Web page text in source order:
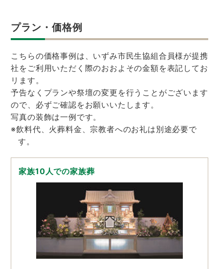
プラン・価格例
こちらの価格事例は、いずみ市民生協組合員様が提携
社をご利用いただく際のおおよその金額を表記してお
リます。
予告なくプランや祭壇の変更を行うことがございます
ので、必ずご確認をお願いいたします。
写真の装飾は一例です。
※飲料代、火葬料金、宗教者へのお礼は別途必要で
す。
家族10人での家族葬